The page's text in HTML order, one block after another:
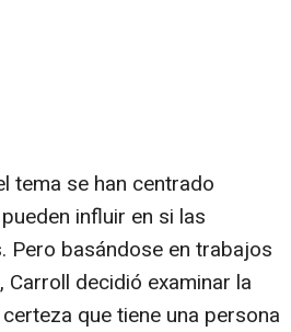
tema se han centrado
influir en si las
Pero basándose en trabajos
decidió examinar la
que tiene una persona